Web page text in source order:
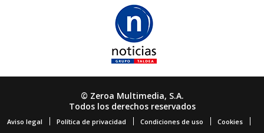
© Zeroa Multimedia, S.A.
Todos los derechos reservados
Aviso legal Política de privacidad Condiciones de uso Cookies